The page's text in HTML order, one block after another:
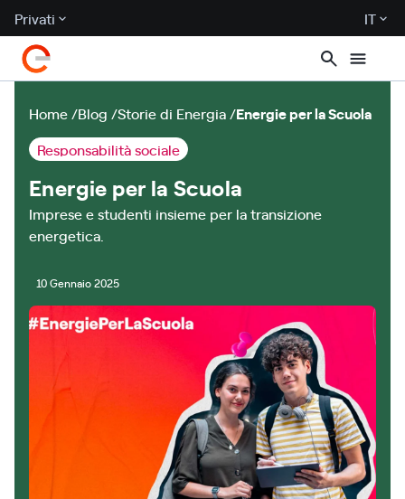
Privati IT
Home Blog Storie di Energia Energie per la Scuola
Responsabilità sociale
Energie per la Scuola
Imprese e studenti insieme per la transizione
energetica.
10 Gennaio 2025